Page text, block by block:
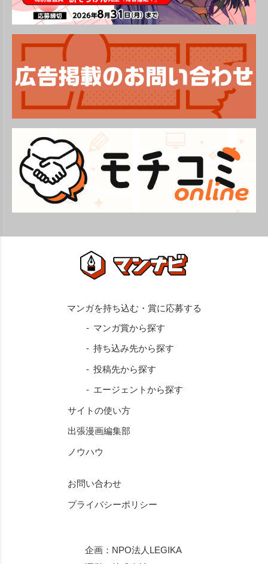
マンガ賞から探す
持ち込み先から探す
投稿先から探す
エージェントから探す
サイトの使い方
出張漫画編集部
ノウハウ
お問い合わせ
プライバシーポリシー
企画： NPO法人LEGIKA